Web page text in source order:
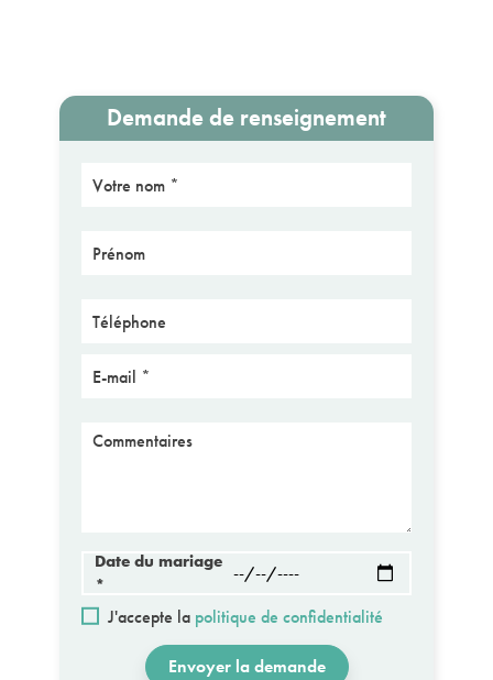
Demande de renseignement
Date du mariage
*
J'accepte la politique de confidentialité
Envoyer la demande